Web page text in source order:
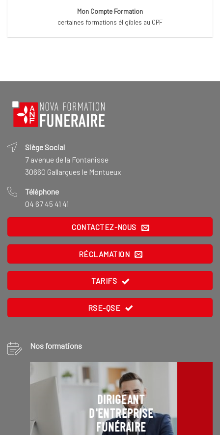
Mon Compte Formation
certaines formations éligibles au CPF
Siège Social
7 avenue de la Fontanisse
30660 Gallargues le Montueux
Téléphone
04 67 45 41 41
CONTACTEZ-NOUS
RÉCLAMATION
TARIFS
RSE-QSE
Nos formations
DIRIGEANT
D'ENTREPRISE
FUNÉRAIRE